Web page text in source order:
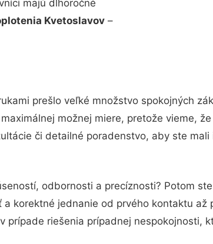
majú dlhoročné
Kvetoslavov –
prešlo veľké množstvo spokojných
možnej miere, pretože vieme,
či detailné poradenstvo, aby ste
odbornosti a precíznosti? Potom
korektné jednanie od prvého kontaktu
riešenia prípadnej nespokojnosti,